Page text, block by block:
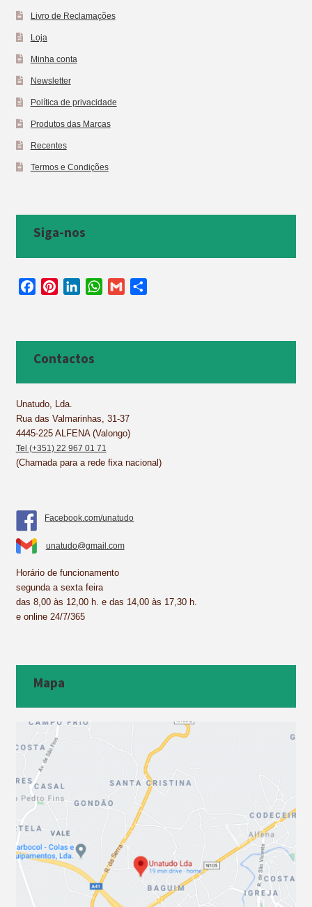
Livro de Reclamações
Loja
Minha conta
Newsletter
Política de privacidade
Produtos das Marcas
Recentes
Termos e Condições
Siga-nos
b
o
k
e
e
s
t
I
W
p
Contactos
Unatudo, Lda.
Rua das Valmarinhas, 31-37
4445-225 ALFENA (Valongo)
Tel (+351) 22 967 01 71
(Chamada para a rede fixa nacional)
Facebook.com/unatudo
unatudo@gmail.com
Horário de funcionamento
segunda a sexta feira
das 8,00 às 12,00 h. e das 14,00 às 17,30 h.
e online 24/7/365
Mapa